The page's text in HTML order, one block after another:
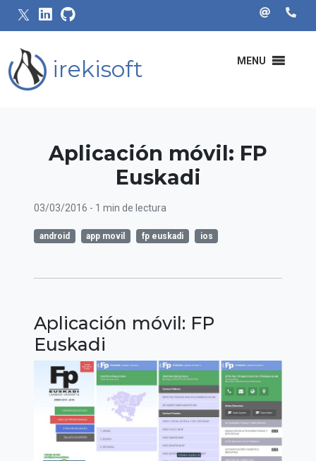
irekisoft MENU
Aplicación móvil: FP
Euskadi
03/03/2016 - 1 min de lectura
android app movil fp euskadi ios
Aplicación móvil: FP
Euskadi